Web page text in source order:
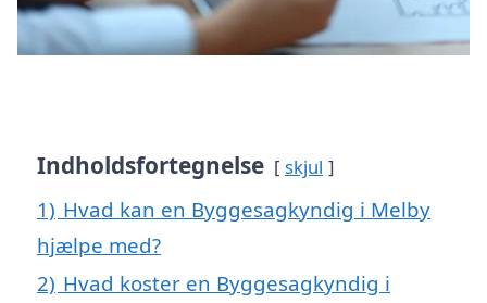
Indholdsfortegnelse skjul
1) Hvad kan en Byggesagkyndig i Melby
hjælpe med?
2) Hvad koster en Byggesagkyndig i